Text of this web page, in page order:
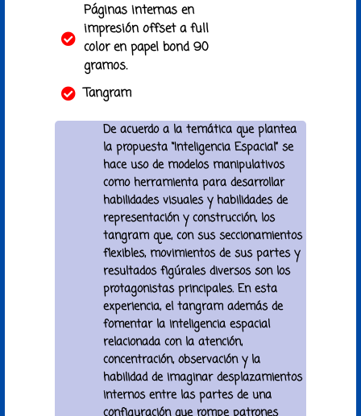
Páginas internas en
impresión offset a full
color en papel bond 90
gramos.
Tangram
De acuerdo a la temática que plantea
la propuesta “Inteligencia Espacial” se
hace uso de modelos manipulativos
como herramienta para desarrollar
habilidades visuales y habilidades de
representación y construcción, los
tangram que, con sus seccionamientos
flexibles, movimientos de sus partes y
resultados figúrales diversos son los
protagonistas principales. En esta
experiencia, el tangram además de
fomentar la inteligencia espacial
relacionada con la atención,
concentración, observación y la
habilidad de imaginar desplazamientos
internos entre las partes de una